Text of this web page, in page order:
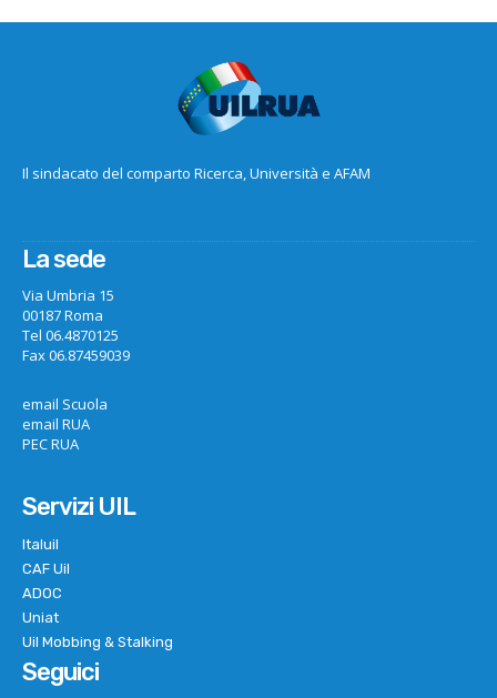
Il sindacato del comparto Ricerca, Università e AFAM
La sede
Via Umbria 15
00187 Roma
Tel 06.4870125
Fax 06.87459039
email Scuola
email RUA
PEC RUA
Servizi UIL
Italuil
CAF Uil
ADOC
Uniat
Uil Mobbing & Stalking
Seguici